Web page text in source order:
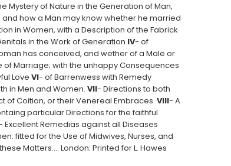
Mystery of Nature in the Generation of Man,
and how a Man may know whether he married
in Women, with a Description of the Fabrick
in the Work of Generation IV- of
has conceived, and wether of a Male or
Marriage; with the unhappy Consequences
LoveVI- of Barrenwess with Remedy
in Men and Women.VII- Directions to both
of Coition, or their Venereal Embraces.VIII- A
particular Directions for the faithful
Excellent Remedias against all Diseases
fitted for the Use of Midwives, Nurses, and
Matters.… London: Printed for L. Hawes